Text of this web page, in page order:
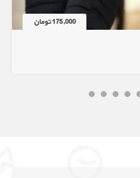
175,000 تومان